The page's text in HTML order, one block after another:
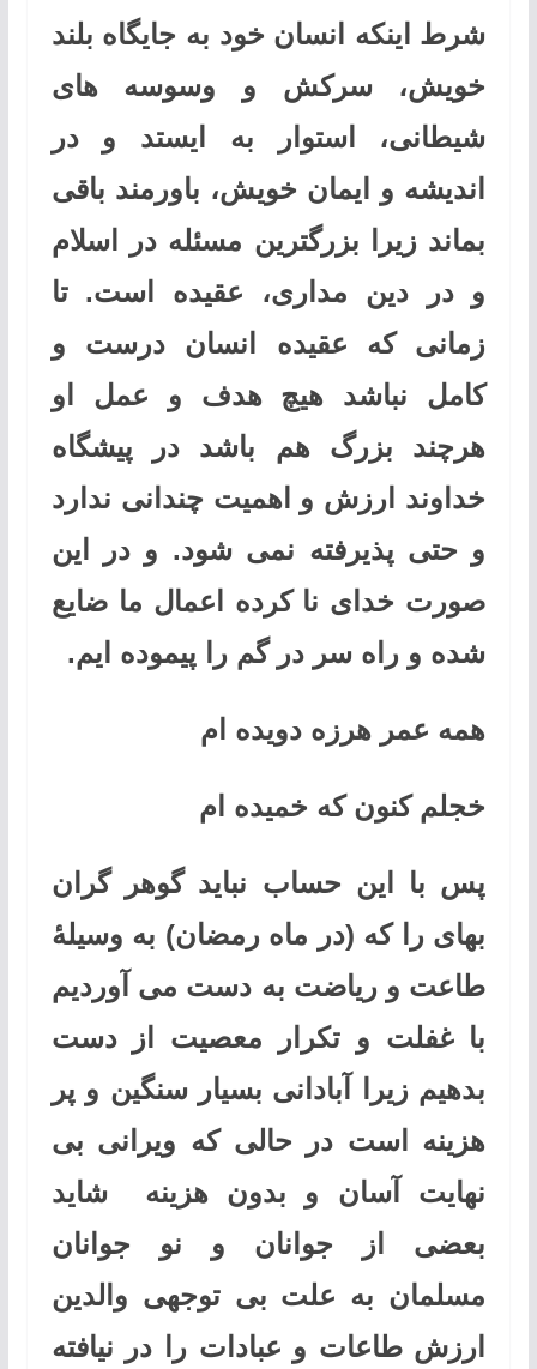
شرط اینکه انسان خود به جایگاه بلند
خویش، سرکش و وسوسه های
شیطانی، استوار به ایستد و در
اندیشه و ایمان خویش، باورمند باقی
بماند زیرا بزرگترین مسئله در اسلام
و در دین مداری، عقیده است. تا
زمانی که عقیده انسان درست و
کامل نباشد هیچ هدف و عمل او
هرچند بزرگ هم باشد در پیشگاه
خداوند ارزش و اهمیت چندانی ندارد
و حتی پذیرفته نمی شود. و در این
صورت خدای نا کرده اعمال ما ضایع
شده و راه سر در گم را پیموده ایم.
همه عمر هرزه دویده ام
خجلم کنون که خمیده ام
پس با این حساب نباید گوهر گران
بهای را که (در ماه رمضان) به وسیلۀ
طاعت و ریاضت به دست می آوردیم
با غفلت و تکرار معصیت از دست
بدهیم زیرا آبادانی بسیار سنگین و پر
هزینه است در حالی که ویرانی بی
نهایت آسان و بدون هزینه شاید
بعضی از جوانان و نو جوانان
مسلمان به علت بی توجهی والدین
ارزش طاعات و عبادات را در نیافته